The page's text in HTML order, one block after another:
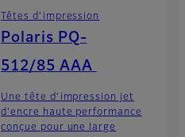
Têtes d’impression
Polaris PQ-
512/85 AAA
Une tête d’impression jet
d’encre haute performance
conçue pour une large